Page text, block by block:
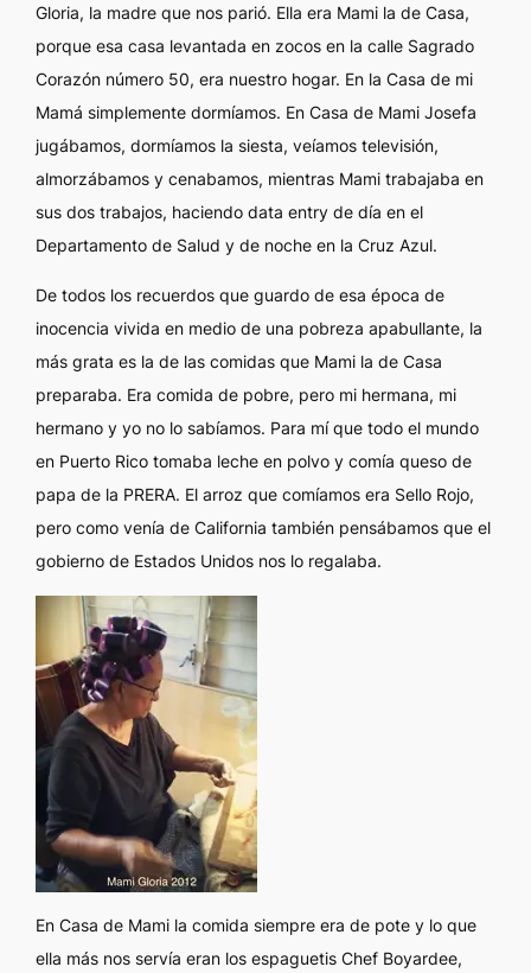
Gloria, la madre que nos parió. Ella era Mami la de Casa,
porque esa casa levantada en zocos en la calle Sagrado
Corazón número 50, era nuestro hogar. En la Casa de mi
Mamá simplemente dormíamos. En Casa de Mami Josefa
jugábamos, dormíamos la siesta, veíamos televisión,
almorzábamos y cenabamos, mientras Mami trabajaba en
sus dos trabajos, haciendodata entry de día en el
Departamento de Salud y de noche en la Cruz Azul.
De todos los recuerdos que guardo de esa época de
inocencia vivida en medio de una pobreza apabullante, la
más grata es la de las comidas que Mami la de Casa
preparaba. Era comida de pobre, pero mi hermana, mi
hermano y yo no lo sabíamos. Para mí que todo el mundo
en Puerto Rico tomaba leche en polvo y comía queso de
papa de la PRERA. El arroz que comíamos era Sello Rojo,
pero como venía de California también pensábamos que el
gobierno de Estados Unidos nos lo regalaba.
En Casa de Mami la comida siempre era de pote y lo que
ella más nos servía eran los espaguetis Chef Boyardee,